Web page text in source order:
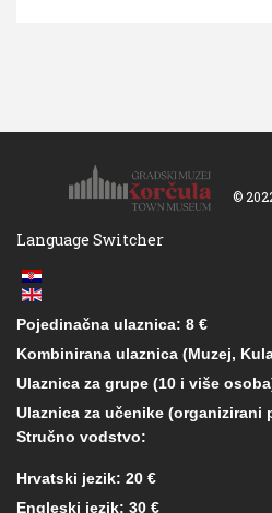
©
Language Switcher
Pojedinačna ulaznica: 8 €
Kombinirana ulaznica (Muzej,
Ulaznica za grupe (10 i više
Ulaznica za učenike (organizirani
Stručno vodstvo:
Hrvatski jezik: 20 €
Engleski jezik: 30 €